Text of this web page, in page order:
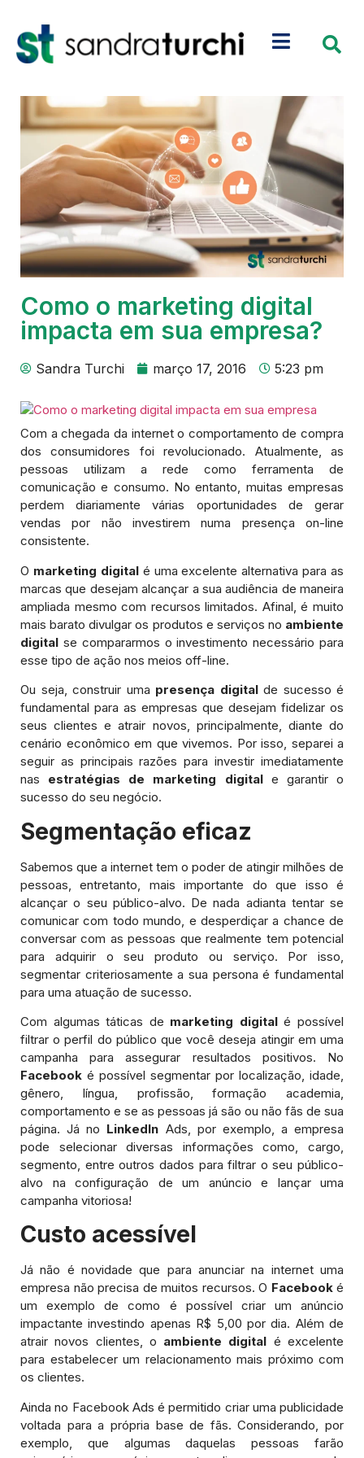
Como o marketing digital
impacta em sua empresa?
Sandra Turchi março 17, 2016 5:23 pm
Com a chegada da internet o comportamento de compra
dos consumidores foi revolucionado. Atualmente, as
pessoas utilizam a rede como ferramenta de
comunicação e consumo. No entanto, muitas empresas
perdem diariamente várias oportunidades de gerar
vendas por não investirem numa presença on-line
consistente.
O marketing digitalé uma excelente alternativa para as
marcas que desejam alcançar a sua audiência de maneira
ampliada mesmo com recursos limitados. Afinal, é muito
mais barato divulgar os produtos e serviços no ambiente
digital se compararmos o investimento necessário para
esse tipo de ação nos meios off-line.
Ou seja, construir uma presença digitalde sucesso é
fundamental para as empresas que desejam fidelizar os
seus clientes e atrair novos, principalmente, diante do
cenário econômico em que vivemos. Por isso, separei a
seguir as principais razões para investir imediatamente
nas estratégias de marketing digitale garantir o
sucesso do seu negócio.
Segmentação eficaz
Sabemos que a internet tem o poder de atingir milhões de
pessoas, entretanto, mais importante do que isso é
alcançar o seu público-alvo. De nada adianta tentar se
comunicar com todo mundo, e desperdiçar a chance de
conversar com as pessoas que realmente tem potencial
para adquirir o seu produto ou serviço. Por isso,
segmentar criteriosamente a sua persona é fundamental
para uma atuação de sucesso.
Com algumas táticas de marketing digitalé possível
filtrar o perfil do público que você deseja atingir em uma
campanha para assegurar resultados positivos. No
Facebook é possível segmentar por localização, idade,
gênero, língua, profissão, formação academia,
comportamento e se as pessoas já são ou não fãs de sua
página. Já no LinkedIn Ads, por exemplo, a empresa
pode selecionar diversas informações como, cargo,
segmento, entre outros dados para filtrar o seu público-
alvo na configuração de um anúncio e lançar uma
campanha vitoriosa!
Custo acessível
Já não é novidade que para anunciar na internet uma
empresa não precisa de muitos recursos. O Facebooké
um exemplo de como é possível criar um anúncio
impactante investindo apenas R$ 5,00 por dia. Além de
atrair novos clientes, o ambiente digital é excelente
para estabelecer um relacionamento mais próximo com
os clientes.
Ainda no Facebook Ads é permitido criar uma publicidade
voltada para a própria base de fãs. Considerando, por
exemplo, que algumas daquelas pessoas farão